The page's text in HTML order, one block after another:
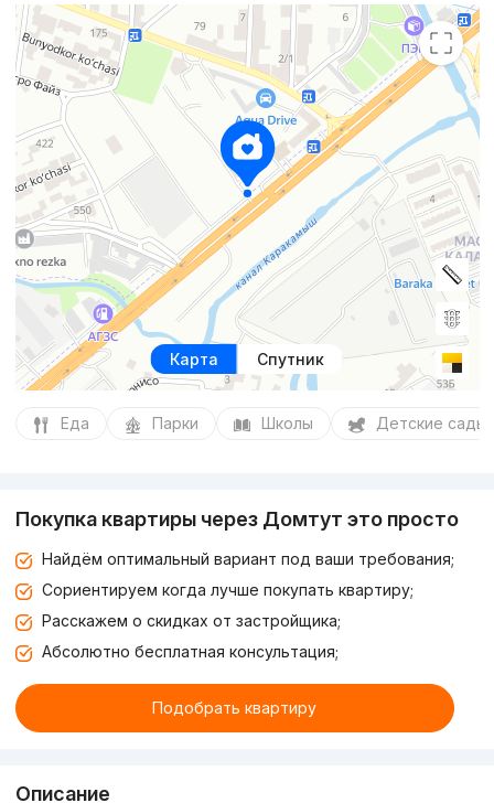
Карта Спутник
Еда Парки Школы Детские сады
Покупка квартиры через Домтут это просто
Найдём оптимальный вариант под ваши требования;
Сориентируем когда лучше покупать квартиру;
Расскажем о скидках от застройщика;
Абсолютно бесплатная консультация;
Подобрать квартиру
Описание